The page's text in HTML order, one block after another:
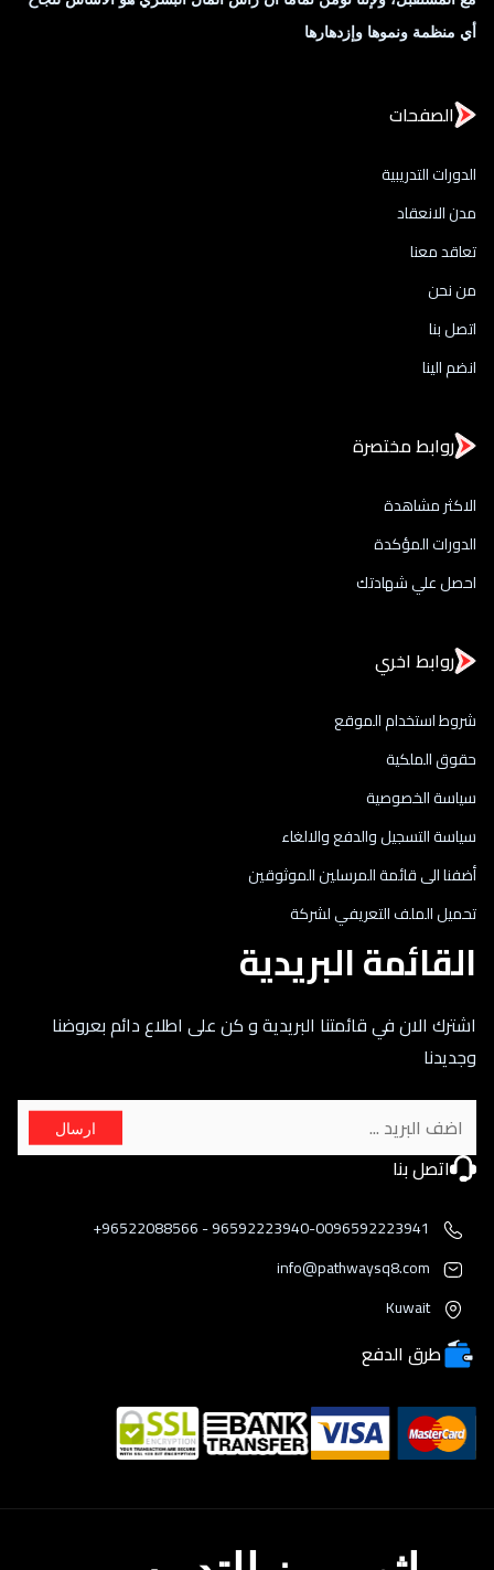
أي منظمة ونموها وإزدهارها
الصفحات
الدورات التدريبية
مدن الانعقاد
تعاقد معنا
من نحن
اتصل بنا
انضم الينا
روابط مختصرة
الاكثر مشاهدة
الدورات المؤكدة
احصل علي شهادتك
روابط اخري
شروط استخدام الموقع
حقوق الملكية
سياسة الخصوصية
سياسة التسجيل والدفع والالغاء
أضفنا الى قائمة المرسلين الموثوقين
تحميل الملف التعريفي لشركة
القائمة البريدية
اشترك الان في قائمتنا البريدية و كن على اطلاع دائم بعروضنا
وجديدنا
ارسال
اتصل بنا
96592223940-0096592223941 - 96522088566+
info@pathwaysq8.com
Kuwait
طرق الدفع